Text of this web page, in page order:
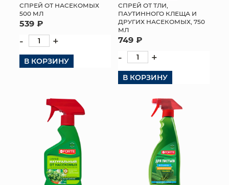
СПРЕЙ ОТ НАСЕКОМЫХ
500 МЛ
539 ₽
- +
В КОРЗИНУ
СПРЕЙ ОТ ТЛИ,
ПАУТИННОГО КЛЕЩА И
ДРУГИХ НАСЕКОМЫХ, 750
МЛ
749 ₽
- +
В КОРЗИНУ